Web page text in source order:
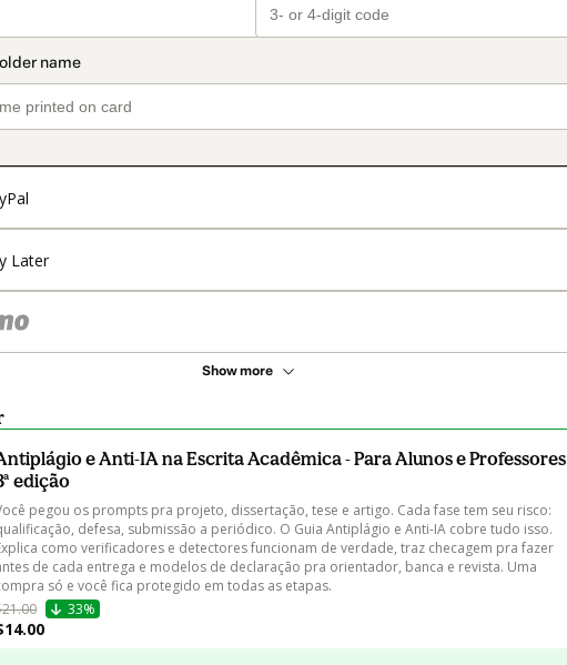
Later
Show more
e Anti-IA na Escrita Acadêmica - Para Alunos e Professores
edição
pegou os prompts pra projeto, dissertação, tese e artigo. Cada fase tem seu risco:
defesa, submissão a periódico. O Guia Antiplágio e Anti-IA cobre tudo isso.
como verificadores e detectores funcionam de verdade, traz checagem pra fazer
de cada entrega e modelos de declaração pra orientador, banca e revista. Uma
só e você fica protegido em todas as etapas.
33%